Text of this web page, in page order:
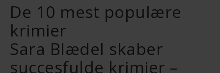
De 10 mest populære
krimier
Sara Blædel skaber
succesfulde krimier –